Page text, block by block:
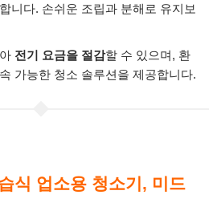
니다. 손쉬운 조립과 분해로 유지보
전기 요금을 절감할 수 있으며, 환
가능한 청소 솔루션을 제공합니다.
식 업소용 청소기, 미드